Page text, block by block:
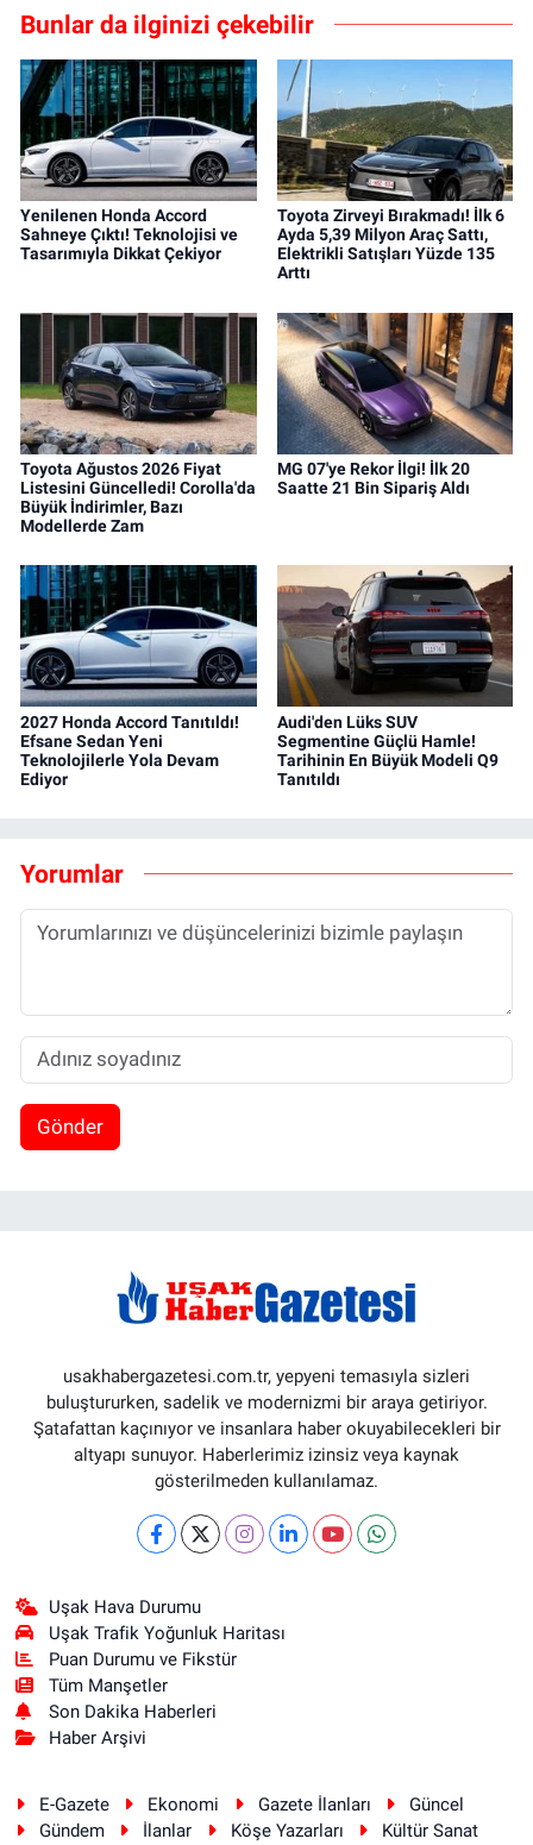
Bunlar da ilginizi çekebilir
Yenilenen Honda Accord
Sahneye Çıktı! Teknolojisi ve
Tasarımıyla Dikkat Çekiyor
Toyota Zirveyi Bırakmadı! İlk 6
Ayda 5,39 Milyon Araç Sattı,
Elektrikli Satışları Yüzde 135
Arttı
Toyota Ağustos 2026 Fiyat
Listesini Güncelledi! Corolla'da
Büyük İndirimler, Bazı
Modellerde Zam
MG 07'ye Rekor İlgi! İlk 20
Saatte 21 Bin Sipariş Aldı
2027 Honda Accord Tanıtıldı!
Efsane Sedan Yeni
Teknolojilerle Yola Devam
Ediyor
Audi'den Lüks SUV
Segmentine Güçlü Hamle!
Tarihinin En Büyük Modeli Q9
Tanıtıldı
Yorumlar
Gönder
usakhabergazetesi.com.tr, yepyeni temasıyla sizleri
buluştururken, sadelik ve modernizmi bir araya getiriyor.
Şatafattan kaçınıyor ve insanlara haber okuyabilecekleri bir
altyapı sunuyor. Haberlerimiz izinsiz veya kaynak
gösterilmeden kullanılamaz.
Uşak Hava Durumu
Uşak Trafik Yoğunluk Haritası
Puan Durumu ve Fikstür
Tüm Manşetler
Son Dakika Haberleri
Haber Arşivi
E-Gazete Ekonomi Gazete İlanları
Güncel
Gündem
İlanlar Köşe Yazarları Kültür Sanat